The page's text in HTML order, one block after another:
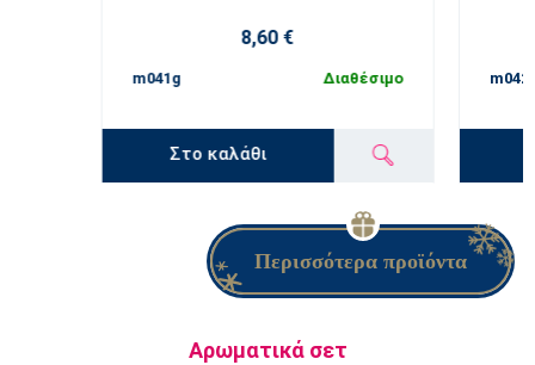
8,60 €
m041g Διαθέσιμο
Στο καλάθι
Περισσότερα προϊόντα
Αρωματικά σετ